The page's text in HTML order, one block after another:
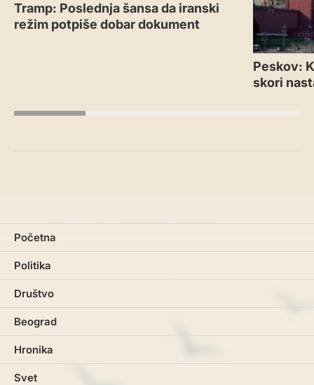
Tramp: Poslednja šansa da iranski
režim potpiše dobar dokument
Peskov:
skori
Početna
Politika
Društvo
Beograd
Hronika
Svet